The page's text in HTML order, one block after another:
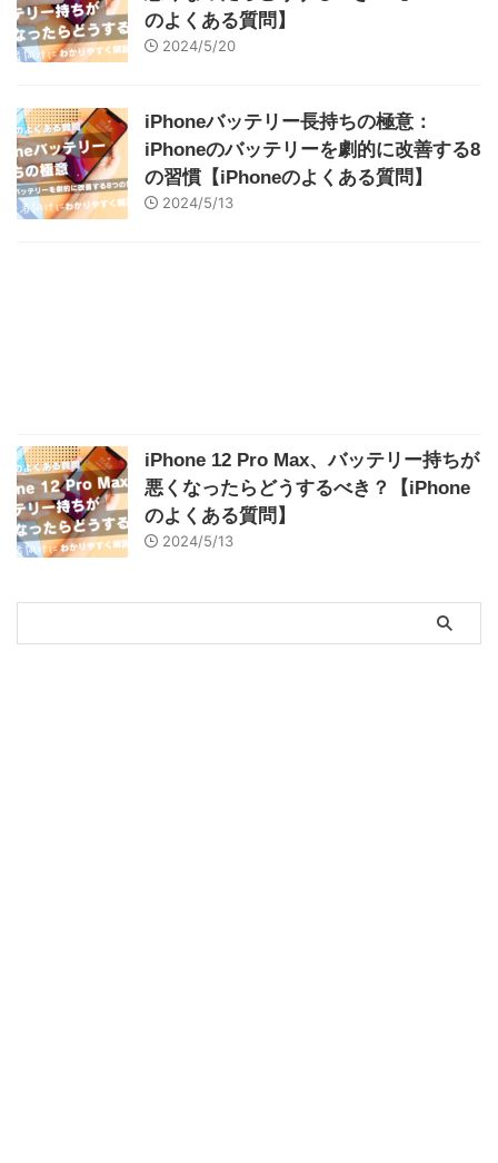
のよくある質問】
2024/5/20
iPhoneバッテリー長持ちの極意：
iPhoneのバッテリーを劇的に改善する8
の習慣【iPhoneのよくある質問】
2024/5/13
iPhone 12 Pro Max、バッテリー持ちが
悪くなったらどうするべき？【iPhone
のよくある質問】
2024/5/13